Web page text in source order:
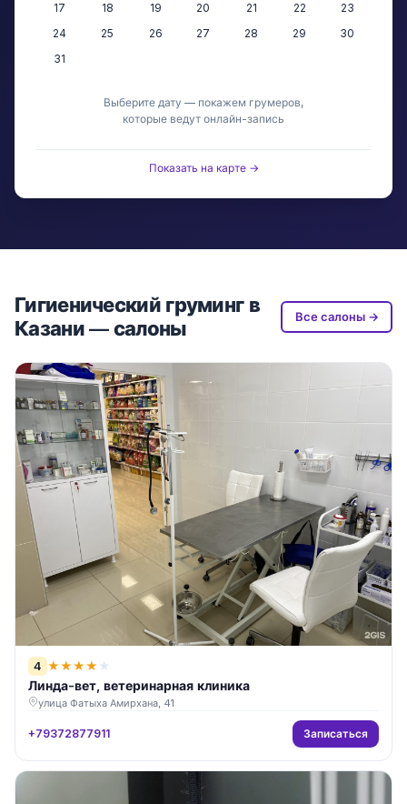
17
18 19 20 21 22
23
24
25 26 27 28 29
30
31
Выберите дату — покажем грумеров,
которые ведут онлайн-запись
Показать на карте →
Гигиенический груминг в
Казани — салоны
Все салоны →
4 ★★★★ ★
Линда-вет, ветеринарная клиника
улица Фатыха Амирхана, 41
+79372877911 Записаться